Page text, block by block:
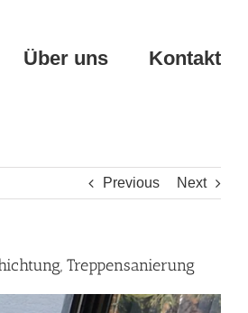
Über uns Kontakt
Previous Next
Treppensanierung